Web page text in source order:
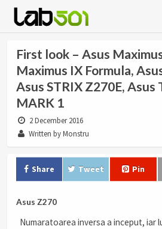
First look – Asus
Maximus IX Formula,
Asus STRIX Z270E, Asus
MARK 1
2 December 2016
Written by Monstru
Share Tweet Pin
Asus Z270
Numaratoarea inversa a inceput, iar